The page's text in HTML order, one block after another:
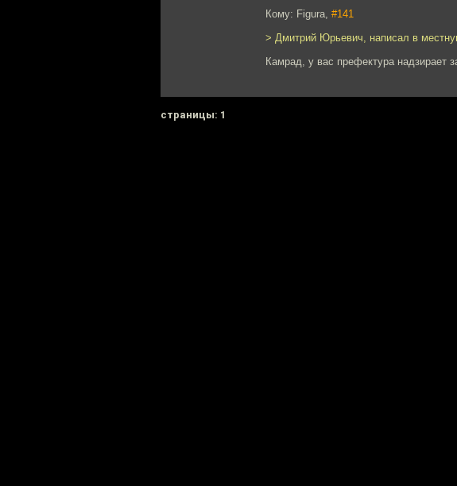
Кому: Figura, #141
> Дмитрий Юрьевич, написал в
Камрад, у вас префектура надзирает
cтраницы: 1